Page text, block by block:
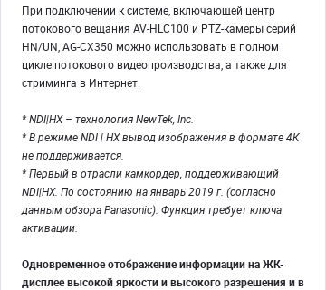
При подключении к системе, включающей центр
потокового вещания AV-HLC100 и PTZ-камеры серий
HN/UN, AG-CX350 можно использовать в полном
цикле потокового видеопроизводства, а также для
стриминга в Интернет.
* NDI|HX – технология NewTek, Inc.
* В режиме NDI | HX вывод изображения в формате 4К
не поддерживается.
* Первый в отрасли камкордер, поддерживающий
NDI|HX. По состоянию на январь 2019 г. (согласно
данным обзора Panasonic). Функция требует ключа
активации.
Одновременное отображение информации на ЖК-
дисплее высокой яркости и высокого разрешения и в